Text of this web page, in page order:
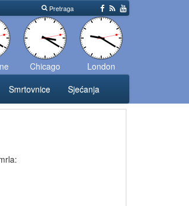
Pretraga
Chicago
London
Smrtovnice Sjećanja